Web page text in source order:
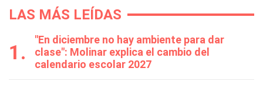
LAS MÁS LEÍDAS
"En diciembre no hay ambiente para dar
clase": Molinar explica el cambio del
calendario escolar 2027